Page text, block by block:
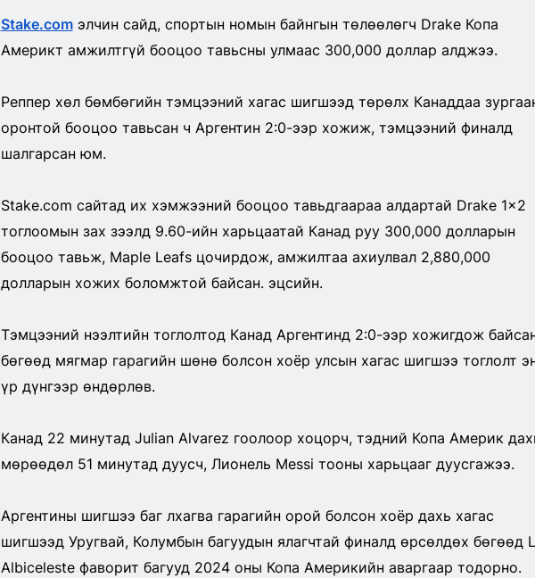
Stake.comэлчин сайд, спортын номын байнгын төлөөлөгч Drake Копа
Америкт амжилтгүй бооцоо тавьсны улмаас 300,000 доллар алджээ.
Реппер хөл бөмбөгийн тэмцээний хагас шигшээд төрөлх Канаддаа
оронтой бооцоо тавьсан ч Аргентин 2:0-ээр хожиж, тэмцээний финалд
шалгарсан юм.
Stake.com сайтад их хэмжээний бооцоо тавьдгаараа алдартай Drake 1x2
тоглоомын зах зээлд 9.60-ийн харьцаатай Канад руу 300,000 долларын
бооцоо тавьж, Maple Leafs цочирдож, амжилтаа ахиулвал 2,880,000
долларын хожих боломжтой байсан. эцсийн.
Тэмцээний нээлтийн тоглолтод Канад Аргентинд 2:0-ээр хожигдож
бөгөөд мягмар гарагийн шөнө болсон хоёр улсын хагас шигшээ тоглолт
үр дүнгээр өндөрлөв.
Канад 22 минутад Julian Alvarez гоолоор хоцорч, тэдний Копа Америк
мөрөөдөл 51 минутад дуусч, Лионель Messi тооны харьцааг дуусгажээ.
Аргентины шигшээ баг лхагва гарагийн орой болсон хоёр дахь хагас
шигшээд Уругвай, Колумбын багуудын ялагчтай финалд өрсөлдөх бөгөөд
Albiceleste фаворит багууд 2024 оны Копа Америкийн аваргаар тодорно.